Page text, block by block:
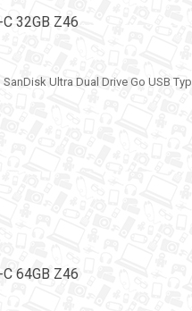
C 32GB Z46
SanDisk Ultra Dual Drive Go USB
C 64GB Z46